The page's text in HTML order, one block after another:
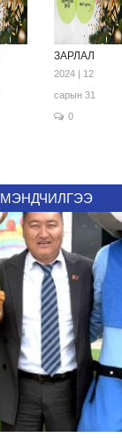
ЗАРЛАЛ
2024 | 12
сарын 31
0
МЭНДЧИЛГЭЭ